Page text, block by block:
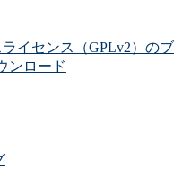
イセンス（GPLv2）のブ
ンロード